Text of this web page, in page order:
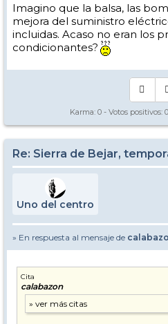
Imagino que la balsa, las
mejora del suministro
incluidas. Acaso no eran los
condicionantes?
Karma: 0 - Votos positivos: 0
Re: Sierra de Bejar,
Uno del centro
» En respuesta al mensaje de
Cita
calabazon